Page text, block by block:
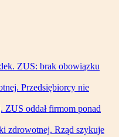
ZUS: brak obowiązku
Przedsiębiorcy nie
ZUS oddał firmom ponad
zdrowotnej. Rząd szykuje